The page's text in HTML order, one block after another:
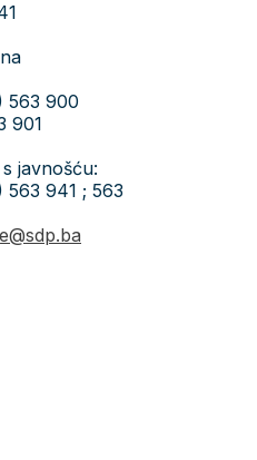
563 900
901
javnošću:
563 941 ; 563